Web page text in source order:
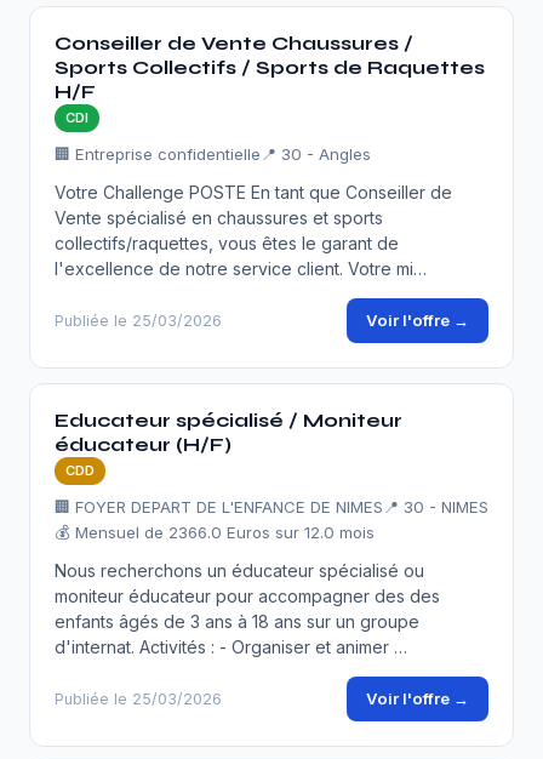
Conseiller de Vente Chaussures /
Sports Collectifs / Sports de Raquettes
H/F
CDI
🏢 Entreprise confidentielle 📍 30 - Angles
Votre Challenge POSTE En tant que Conseiller de
Vente spécialisé en chaussures et sports
collectifs/raquettes, vous êtes le garant de
l'excellence de notre service client. Votre mi…
Publiée le 25/03/2026 Voir l'offre →
Educateur spécialisé / Moniteur
éducateur (H/F)
CDD
🏢 FOYER DEPART DE L'ENFANCE DE NIMES 📍 30 - NIMES
💰 Mensuel de 2366.0 Euros sur 12.0 mois
Nous recherchons un éducateur spécialisé ou
moniteur éducateur pour accompagner des des
enfants âgés de 3 ans à 18 ans sur un groupe
d'internat. Activités : - Organiser et animer …
Publiée le 25/03/2026 Voir l'offre →